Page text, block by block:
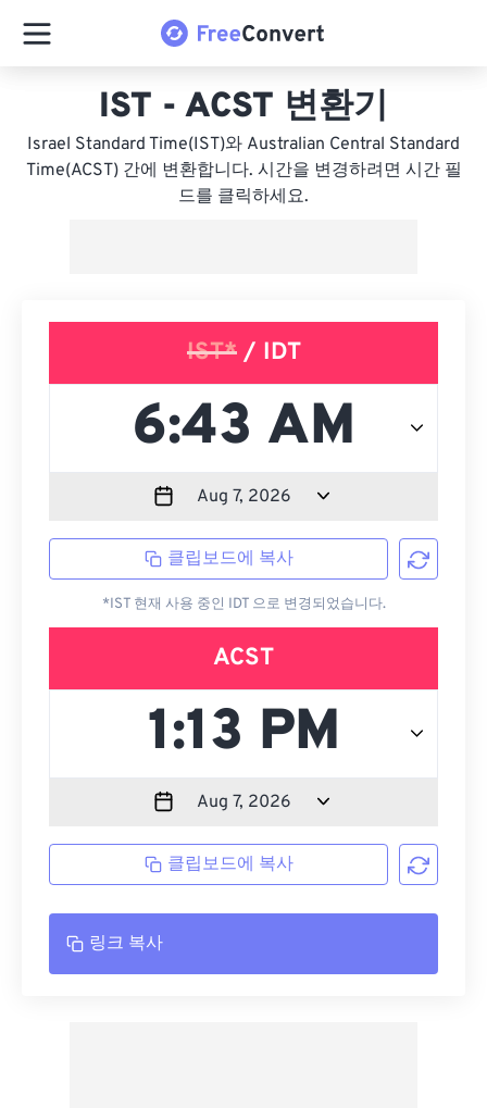
IST - ACST 변환기
Israel Standard Time(IST)와 Australian Central Standard
Time(ACST) 간에 변환합니다. 시간을 변경하려면 시간 필
드를 클릭하세요.
IST*/ IDT
클립보드에 복사
*IST 현재 사용 중인 IDT 으로 변경되었습니다.
ACST
클립보드에 복사
링크 복사